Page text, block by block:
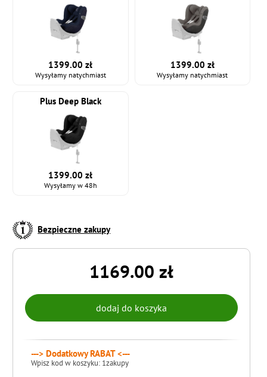
1399.00 zł
Wysyłamy natychmiast
1399.00 zł
Wysyłamy natychmiast
Plus Deep Black
1399.00 zł
Wysyłamy w 48h
Bezpieczne zakupy
1169.00 zł
---> Dodatkowy RABAT <---
Wpisz kod w koszyku: 1zakupy